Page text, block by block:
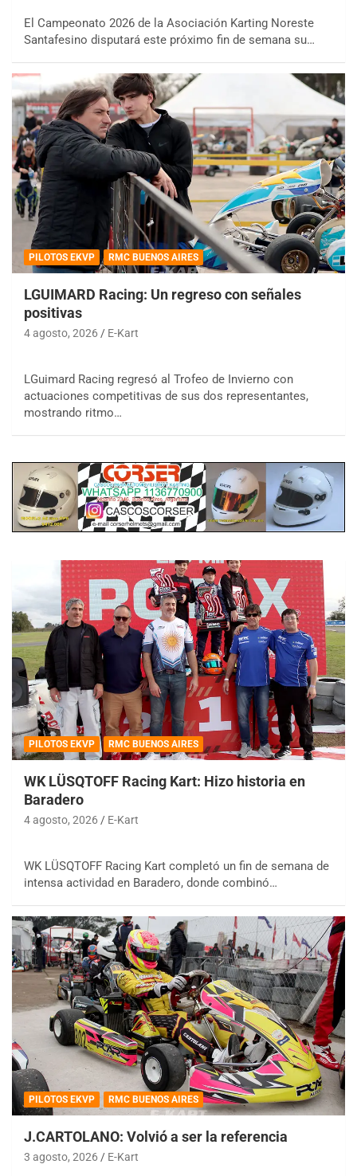
El Campeonato 2026 de la Asociación Karting Noreste
Santafesino disputará este próximo fin de semana su…
PILOTOS EKVP RMC BUENOS AIRES
LGUIMARD Racing: Un regreso con señales
positivas
4 agosto, 2026 E-Kart
LGuimard Racing regresó al Trofeo de Invierno con
actuaciones competitivas de sus dos representantes,
mostrando ritmo…
PILOTOS EKVP RMC BUENOS AIRES
WK LÜSQTOFF Racing Kart: Hizo historia en
Baradero
4 agosto, 2026 E-Kart
WK LÜSQTOFF Racing Kart completó un fin de semana de
intensa actividad en Baradero, donde combinó…
PILOTOS EKVP RMC BUENOS AIRES
J.CARTOLANO: Volvió a ser la referencia
3 agosto, 2026 E-Kart